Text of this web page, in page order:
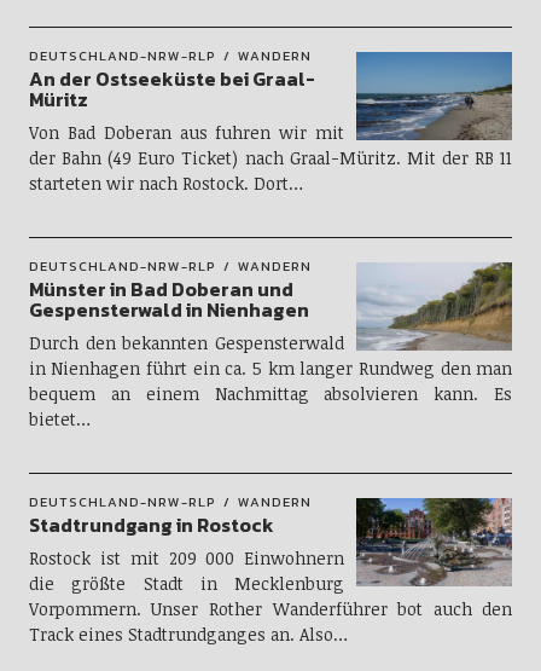
DEUTSCHLAND-NRW-RLP WANDERN
An der Ostseeküste bei Graal-
Müritz
Von Bad Doberan aus fuhren wir mit
der Bahn (49 Euro Ticket) nach Graal-Müritz. Mit der RB 11
starteten wir nach Rostock. Dort…
DEUTSCHLAND-NRW-RLP WANDERN
Münster in Bad Doberan und
Gespensterwald in Nienhagen
Durch den bekannten Gespensterwald
in Nienhagen führt ein ca. 5 km langer Rundweg den man
bequem an einem Nachmittag absolvieren kann. Es
bietet…
DEUTSCHLAND-NRW-RLP WANDERN
Stadtrundgang in Rostock
Rostock ist mit 209 000 Einwohnern
die größte Stadt in Mecklenburg
Vorpommern. Unser Rother Wanderführer bot auch den
Track eines Stadtrundganges an. Also…